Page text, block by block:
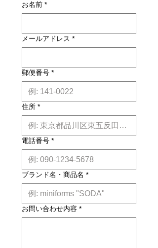
お名前 *
メールアドレス *
郵便番号 *
住所 *
電話番号 *
ブランド名・商品名 *
お問い合わせ内容 *